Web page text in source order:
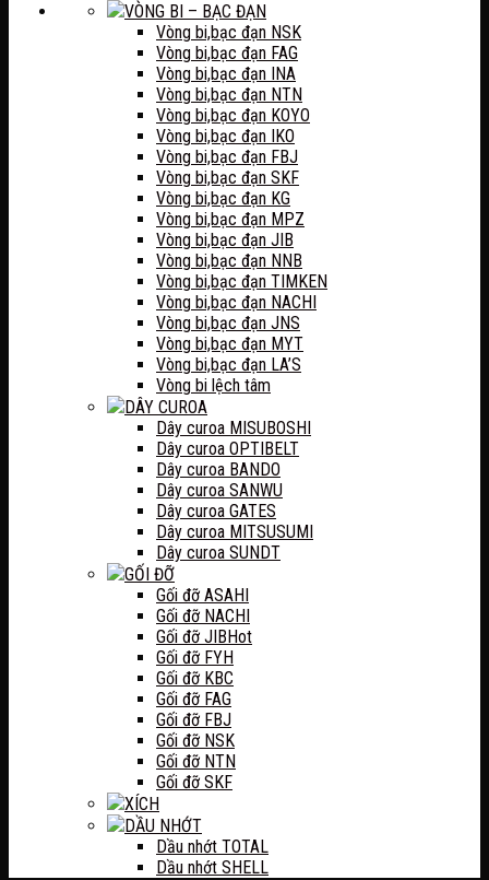
VÒNG BI – BẠC ĐẠN
Vòng bi,bạc đạn NSK
Vòng bi,bạc đạn FAG
Vòng bi,bạc đạn INA
Vòng bi,bạc đạn NTN
Vòng bi,bạc đạn KOYO
Vòng bi,bạc đạn IKO
Vòng bi,bạc đạn FBJ
Vòng bi,bạc đạn SKF
Vòng bi,bạc đạn KG
Vòng bi,bạc đạn MPZ
Vòng bi,bạc đạn JIB
Vòng bi,bạc đạn NNB
Vòng bi,bạc đạn TIMKEN
Vòng bi,bạc đạn NACHI
Vòng bi,bạc đạn JNS
Vòng bi,bạc đạn MYT
Vòng bi,bạc đạn LA’S
Vòng bi lệch tâm
DÂY CUROA
Dây curoa MISUBOSHI
Dây curoa OPTIBELT
Dây curoa BANDO
Dây curoa SANWU
Dây curoa GATES
Dây curoa MITSUSUMI
Dây curoa SUNDT
GỐI ĐỠ
Gối đỡ ASAHI
Gối đỡ NACHI
Gối đỡ JIB
Gối đỡ FYH
Gối đỡ KBC
Gối đỡ FAG
Gối đỡ FBJ
Gối đỡ NSK
Gối đỡ NTN
Gối đỡ SKF
XÍCH
DẦU NHỚT
Dầu nhớt TOTAL
Dầu nhớt SHELL